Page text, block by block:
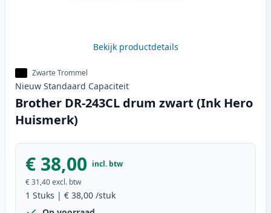
Bekijk productdetails
Zwarte Trommel
Nieuw Standaard Capaciteit
Brother DR-243CL drum zwart (Ink Hero
Huismerk)
€ 38,00 incl. btw
€ 31,40excl. btw
1 Stuks | € 38,00 /stuk